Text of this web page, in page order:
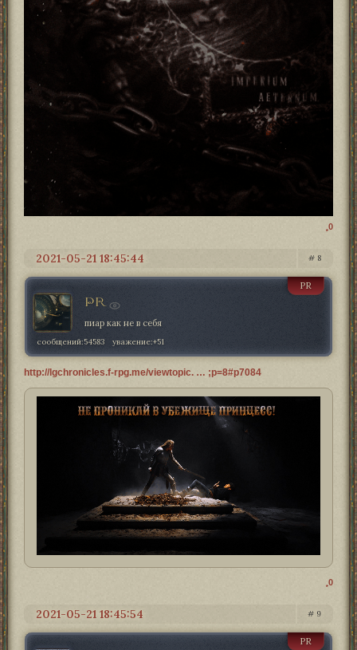
0
8
2021-05-21 18:45:44
PR
PR
пиар как не в себя
сообщений:54583 уважение:+51
http://lgchronicles.f-rpg.me/viewtopic. … ;p=8#p7084
0
9
2021-05-21 18:45:54
PR